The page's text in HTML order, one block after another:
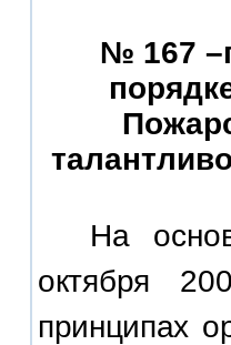
№ 167
На
октября
принципах